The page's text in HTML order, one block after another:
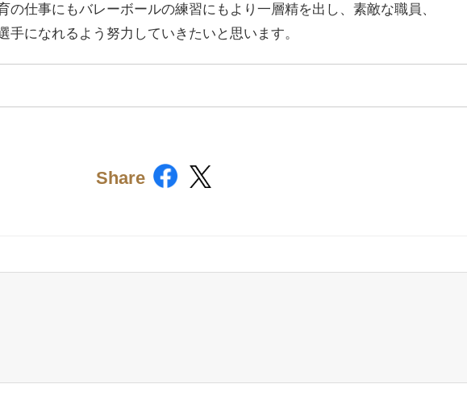
の仕事にもバレーボールの練習にもより一層精を出し、素敵な職員、
手になれるよう努力していきたいと思います。
Share